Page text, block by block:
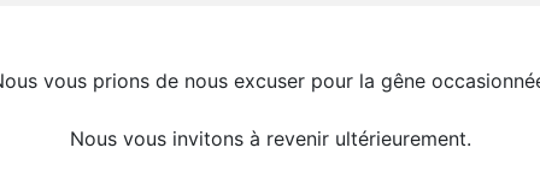
vous prions de nous excuser pour la gêne
Nous vous invitons à revenir ultérieurement.